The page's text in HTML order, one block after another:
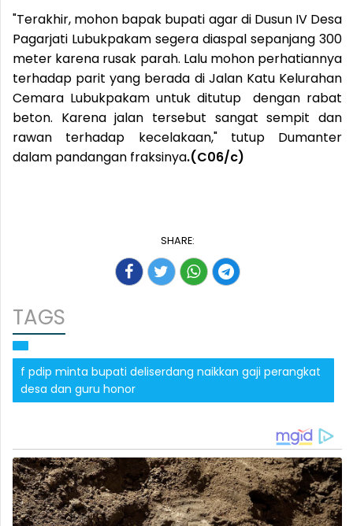
"Terakhir, mohon bapak bupati agar di Dusun IV Desa
Pagarjati Lubukpakam segera diaspal sepanjang 300
meter karena rusak parah. Lalu mohon perhatiannya
terhadap parit yang berada di Jalan Katu Kelurahan
Cemara Lubukpakam untuk ditutup dengan rabat
beton. Karena jalan tersebut sangat sempit dan
rawan terhadap kecelakaan," tutup Dumanter
dalam pandangan fraksinya.(C06/c)
SHARE:
TAGS
f pdip minta bupati deliserdang naikkan gaji perangkat
desa dan guru honor